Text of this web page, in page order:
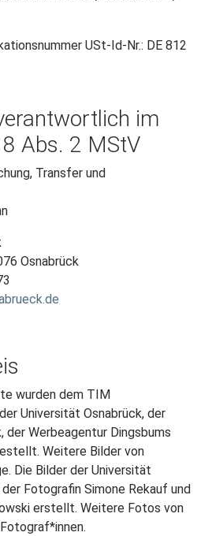
USt-Id-Nr.: DE 812
im
Abs. 2 MStV
Transfer und
Osnabrück
wurden dem TIM
Universität Osnabrück, der
der Werbeagentur Dingsbums
Weitere Bilder von
Die Bilder der Universität
Fotografin Simone Rekauf und
erstellt. Weitere Fotos von